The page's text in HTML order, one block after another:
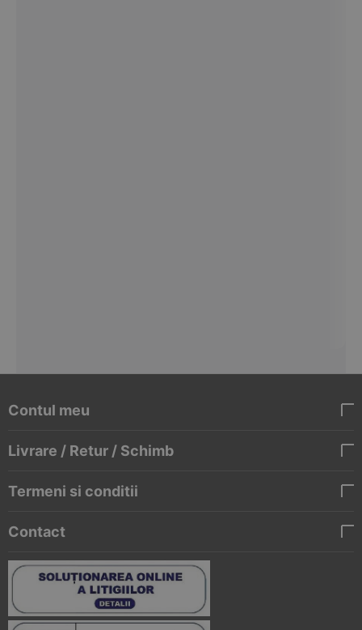
Contul meu
Livrare / Retur / Schimb
Termeni si conditii
Contact